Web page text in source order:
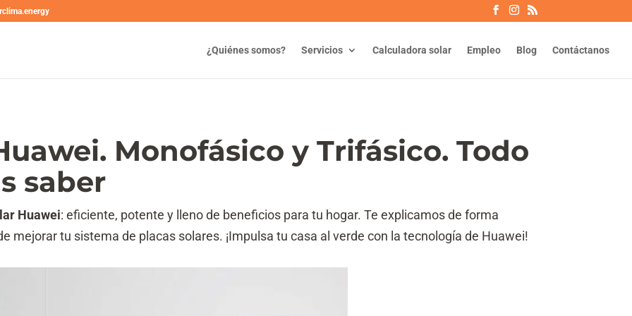
¿Quiénes somos? Servicios Calculadora solar Empleo Blog Contáctanos
Monofásico y Trifásico. Todo
saber
Huawei: eficiente, potente y lleno de beneficios para tu hogar. Te explicamos de forma
mejorar tu sistema de placas solares. ¡Impulsa tu casa al verde con la tecnología de Huawei!